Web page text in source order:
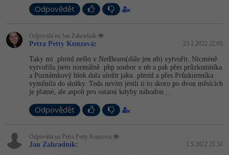
Kurzy e-commerce
Datová analýza
Digitální gramotnost
Marketing -30%
SEO -30%
Kurzy designu
-80%
Photoshop -80%
-80%
Adobe XD
Příběhy absolventů
Kariéra
Pro firmy
Odpovědět
Odpovídá na Jan Zahradník
Petra Petty Kunzová: 23.2.2022 22:05
Taky mi .phtml nešlo v NetBeans(dále jen nb) vytvořit. Nicméně
vytvořila jsem normálně .php soubor v nb a pak přes průzkumníka
a Poznámkový blok dala uložit jako .phtml a přes Průzkumníka
vyměnila do složky. Teda nevím jestli ti to skoro po dvou měsících
je platné, ale aspoň pro ostatní kdyby náhodou ..
Odpovědět
Odpovídá na Petra Petty Kunzová
Jan Zahradník: 1.5.2022 21:34